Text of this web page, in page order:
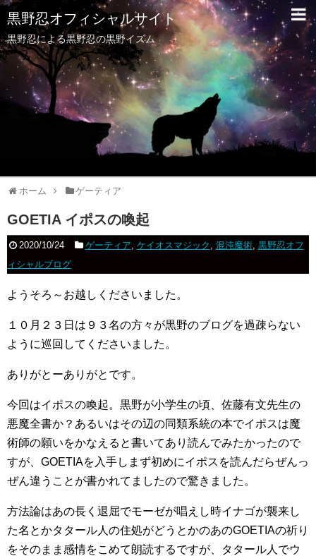
黒野忍オフィシャルサイト
黒野忍による黒野忍の黒野イズム
ホーム ゲーティア
GOETIA イポスの喚起
2020/10/24 ゲーティア, ケイオスマジック , 混沌魔術, 黒野忍オフ
ィシャルブログ
ようそろ～お越しくださいました。
１０月２３日は９３名の方々が黒野のブログを過疎らない
ように巡回してくださいました。
ありがとーありがとです。
今回はイポスの喚起。黒野が小学生の頃、佐藤有文先生の
悪魔全書か？あるいはその辺の同類系統の本でイポスは魔
術師の願いをかなえると書いてあり読んでみたかったので
すが、GOETIAを入手しまず初めにイポスを読んだらぜんっ
ぜん違うことが書かれてましたので驚きました。
方法論はあの長く退屈でモーゼが唱えし時イナゴが襲来し
た名とかタタール人の住処がどうとかのあのGOETIAの祈り
をそのまま感情をこめて朗読するですが、タタール人でウ